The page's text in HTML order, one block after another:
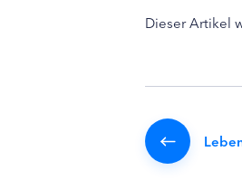
Dieser Artikel